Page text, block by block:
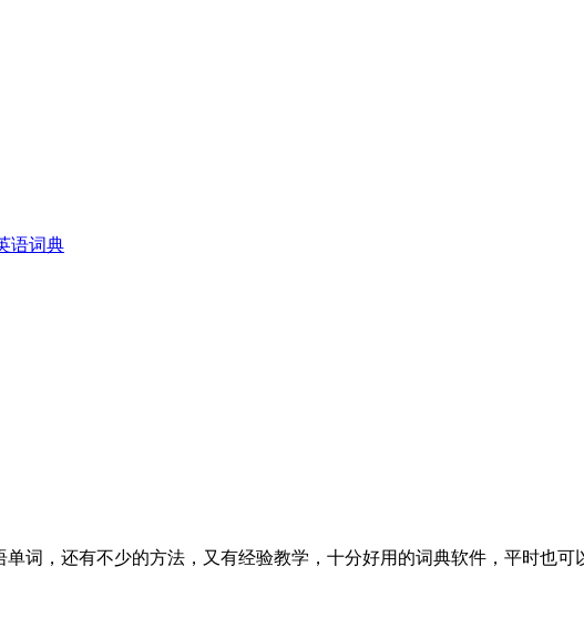
语词典
词，还有不少的方法，又有经验教学，十分好用的词典软件，平时也可